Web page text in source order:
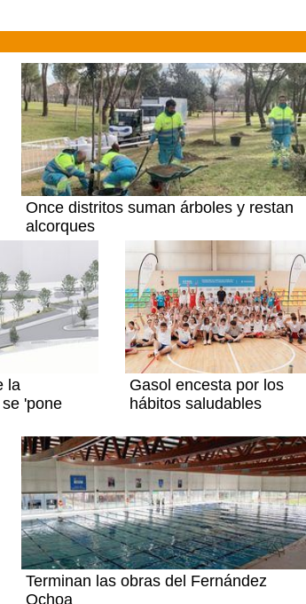
Once distritos suman árboles y restan
alcorques
la
'pone
Gasol encesta por los
hábitos saludables
Terminan las obras del Fernández
Ochoa